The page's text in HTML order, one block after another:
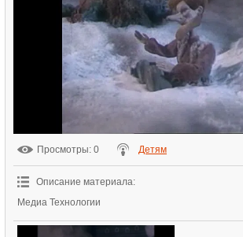
Просмотры: 0 Детям
Описание материала:
Медиа Технологии